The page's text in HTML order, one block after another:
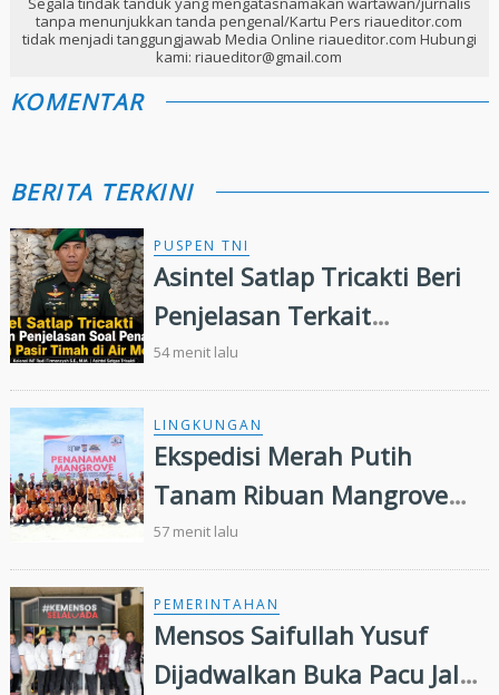
tanpa menunjukkan tanda pengenal/Kartu Pers riaueditor.com
tidak menjadi tanggungjawab Media Online riaueditor.com Hubungi
kami: riaueditor@gmail.com
KOMENTAR
BERITA TERKINI
PUSPEN TNI
Asintel Satlap Tricakti Beri
Penjelasan Terkait
Penanganan 53 Ton Pasir
Timah di Air Merbau
54 menit lalu
LINGKUNGAN
Ekspedisi Merah Putih
Tanam Ribuan Mangrove
dan Serahkan Bantuan
Nelayan di Pulau Rupat
57 menit lalu
PEMERINTAHAN
Mensos Saifullah Yusuf
Dijadwalkan Buka Pacu Jalur